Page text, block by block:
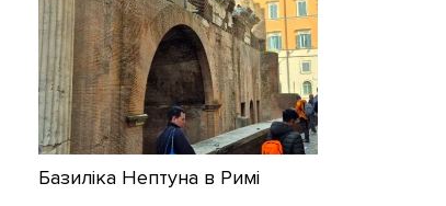
Базиліка Нептуна в Римі